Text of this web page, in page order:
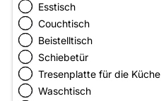
Esstisch
Couchtisch
Beistelltisch
Schiebetür
Tresenplatte für die Küche
Waschtisch